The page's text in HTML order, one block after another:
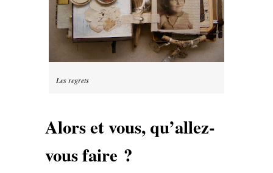
Les regrets
Alors et vous, qu’allez-
vous faire ?